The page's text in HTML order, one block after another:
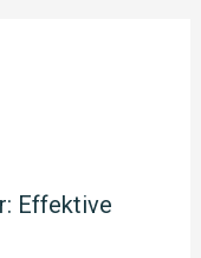
Effektive